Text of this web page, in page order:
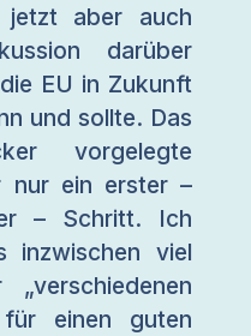
jetzt aber auch
darüber
EU in Zukunft
und sollte. Das
vorgelegte
nur ein erster –
– Schritt. Ich
inzwischen viel
für einen guten